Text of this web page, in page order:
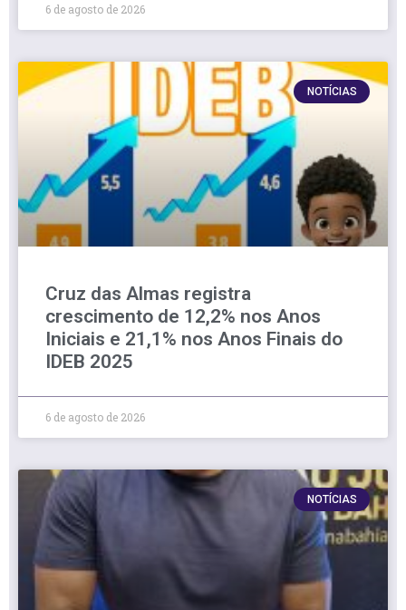
6 de agosto de 2026
NOTÍCIAS
Cruz das Almas registra
crescimento de 12,2% nos Anos
Iniciais e 21,1% nos Anos Finais do
IDEB 2025
6 de agosto de 2026
NOTÍCIAS